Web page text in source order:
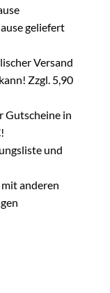
geliefert
Versand
Zzgl. 5,90
Gutscheine in
und
anderen